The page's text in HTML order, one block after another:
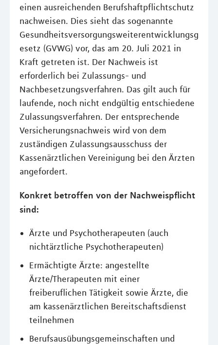
einen ausreichenden Berufshaftpflichtschutz
nachweisen. Dies sieht das sogenannte
Gesundheitsversorgungsweiterentwicklungsg
esetz (GVWG) vor, das am 20. Juli 2021 in
Kraft getreten ist. Der Nachweis ist
erforderlich bei Zulassungs- und
Nachbesetzungsverfahren. Das gilt auch für
laufende, noch nicht endgültig entschiedene
Zulassungsverfahren. Der entsprechende
Versicherungsnachweis wird von dem
zuständigen Zulassungsausschuss der
Kassenärztlichen Vereinigung bei den Ärzten
angefordert.
Konkret betroffen von der Nachweispflicht
sind:
Ärzte und Psychotherapeuten (auch
nichtärztliche Psychotherapeuten)
Ermächtigte Ärzte: angestellte
Ärzte/Therapeuten mit einer
freiberuflichen Tätigkeit sowie Ärzte, die
am kassenärztlichen Bereitschaftsdienst
teilnehmen
Berufsausübungsgemeinschaften und